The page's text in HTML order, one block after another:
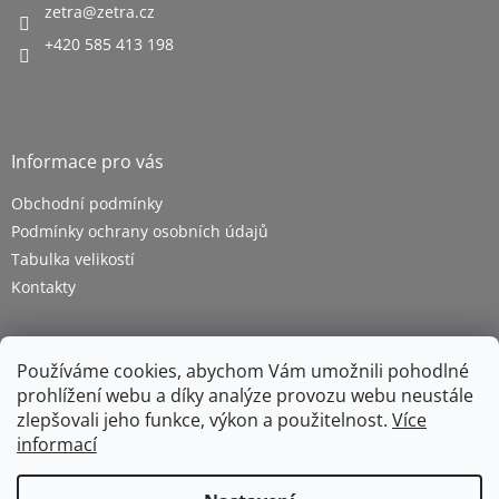
Používáme cookies, abychom Vám umožnili pohodlné
prohlížení webu a díky analýze provozu webu neustále
zlepšovali jeho funkce, výkon a použitelnost. Více
informací
zetra@zetra.cz
+420 585 413 198
Informace pro vás
Obchodní podmínky
Podmínky ochrany osobních údajů
Tabulka velikostí
Kontakty